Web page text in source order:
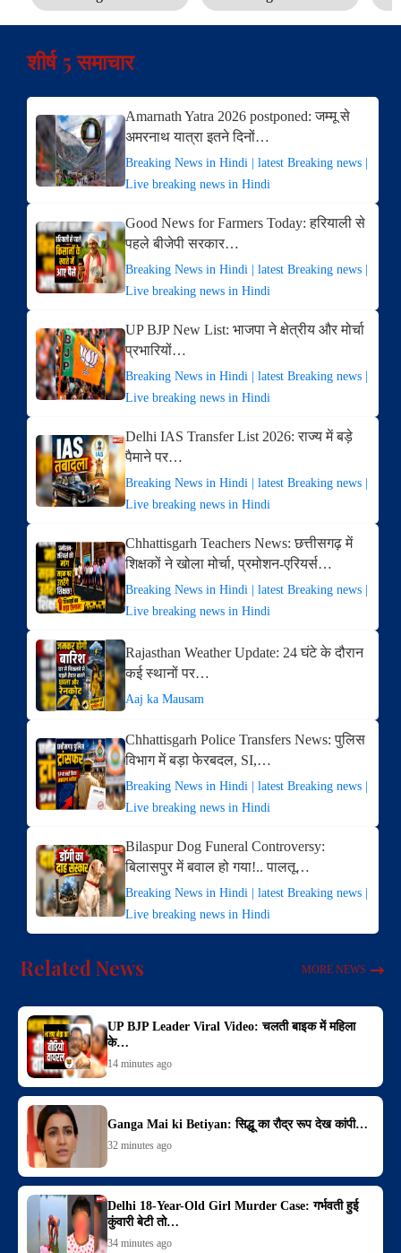
शीर्ष 5 समाचार
Amarnath Yatra 2026 postponed: जम्मू से
अमरनाथ यात्रा इतने दिनों…
Breaking News in Hindi | latest Breaking news |
Live breaking news in Hindi
Good News for Farmers Today: हरियाली से
पहले बीजेपी सरकार…
Breaking News in Hindi | latest Breaking news |
Live breaking news in Hindi
UP BJP New List: भाजपा ने क्षेत्रीय और मोर्चा
प्रभारियों…
Breaking News in Hindi | latest Breaking news |
Live breaking news in Hindi
Delhi IAS Transfer List 2026: राज्य में बड़े
पैमाने पर…
Breaking News in Hindi | latest Breaking news |
Live breaking news in Hindi
Chhattisgarh Teachers News: छत्तीसगढ़ में
शिक्षकों ने खोला मोर्चा, प्रमोशन-एरियर्स…
Breaking News in Hindi | latest Breaking news |
Live breaking news in Hindi
Rajasthan Weather Update: 24 घंटे के दौरान
कई स्थानों पर…
Aaj ka Mausam
Chhattisgarh Police Transfers News: पुलिस
विभाग में बड़ा फेरबदल, SI,…
Breaking News in Hindi | latest Breaking news |
Live breaking news in Hindi
Bilaspur Dog Funeral Controversy:
बिलासपुर में बवाल हो गया!.. पालतू…
Breaking News in Hindi | latest Breaking news |
Live breaking news in Hindi
Related News MORE NEWS
UP BJP Leader Viral Video: चलती बाइक में महिला
के…
14 minutes ago
Ganga Mai ki Betiyan: सिद्धू का रौद्र रूप देख कांपी…
32 minutes ago
Delhi 18-Year-Old Girl Murder Case: गर्भवती हुई
कुंवारी बेटी तो…
34 minutes ago